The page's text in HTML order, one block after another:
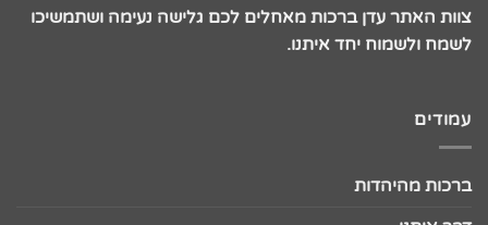
צוות האתר עדן ברכות מאחלים לכם גלישה נעימה ושתמשיכו
לשמח ולשמוח יחד איתנו.
עמודים
ברכות מהיהדות